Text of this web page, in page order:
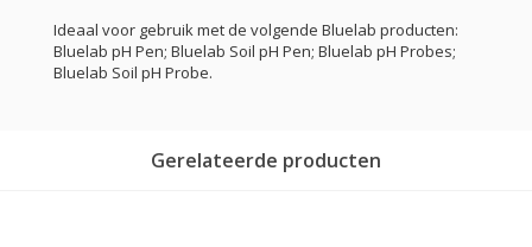
Ideaal voor gebruik met de volgende Bluelab producten:
Bluelab pH Pen; Bluelab Soil pH Pen; Bluelab pH Probes;
Bluelab Soil pH Probe.
Gerelateerde producten